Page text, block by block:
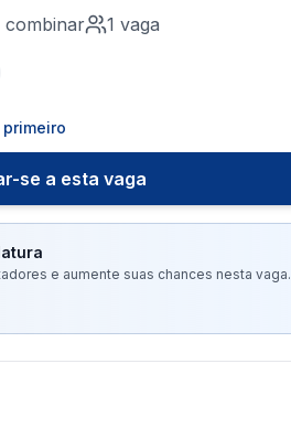
combinar 1 vaga
se a esta vaga
e aumente suas chances nesta vaga.